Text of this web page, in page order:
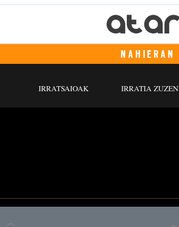
NAHIERAN
IRRATSAIOAK IRRATIA